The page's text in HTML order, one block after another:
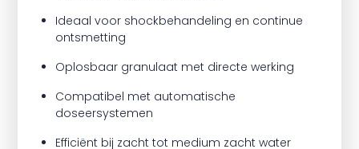
Ideaal voor shockbehandeling en continue
ontsmetting
Oplosbaar granulaat met directe werking
Compatibel met automatische
doseersystemen
Efficiënt bij zacht tot medium zacht water